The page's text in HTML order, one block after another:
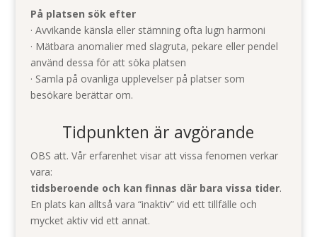
På platsen sök efter
· Avvikande känsla eller stämning ofta lugn harmoni
· Mätbara anomalier med slagruta, pekare eller pendel
använd dessa för att söka platsen
· Samla på ovanliga upplevelser på platser som
besökare berättar om.
Tidpunkten är avgörande
OBS att. Vår erfarenhet visar att vissa fenomen verkar
vara:
tidsberoende och kan finnas där bara vissa tider.
En plats kan alltså vara “inaktiv” vid ett tillfälle och
mycket aktiv vid ett annat.